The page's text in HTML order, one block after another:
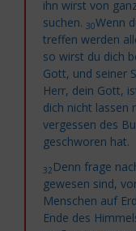
ihn wirst von
suchen. 30Wenn
treffen werden
so wirst du dich
Gott, und seiner
Herr, dein Gott,
dich nicht lassen
vergessen des
geschworen hat.
32 Denn frage
gewesen sind,
Menschen auf
Ende des